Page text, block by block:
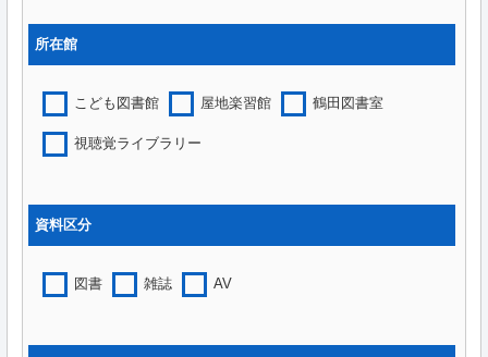
所在館
こども図書館 屋地楽習館 鶴田図書室
視聴覚ライブラリー
資料区分
図書 雑誌 AV